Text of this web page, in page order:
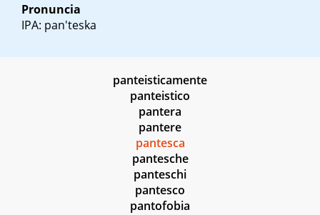
Pronuncia
IPA: pan'teska
panteisticamente
panteistico
pantera
pantere
pantesca
pantesche
panteschi
pantesco
pantofobia